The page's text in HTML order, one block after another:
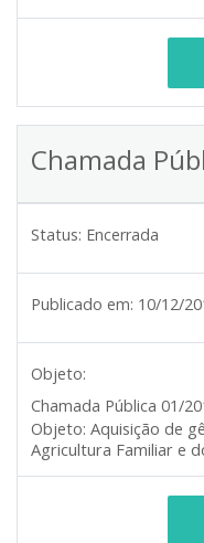
Chamada
Status: Encerrada
Publicado em: 10/12/
Objeto:
Chamada Pública 01/
Objeto: Aquisição de
Agricultura Familiar e